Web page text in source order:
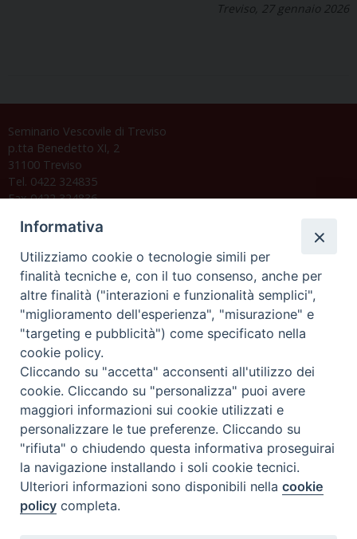
Treviso, 27 gennaio 2026
Seminario Vescovile di Treviso
p.tta Benedetto XI, 2
31100 Treviso
Tel. 0422 324835
Fax 0422 324836
C.F. 94004060268
Orario di segreteria
Lunedì 17.30-19.30
Martedì 17.30-19.30
Mercoledì 17.30-19.30
Giovedì 17.30-19.30
Venerdì chiuso
Sabato 9.30-11.30
Privacy e sicurezza
Informativa
Utilizziamo cookie o tecnologie simili per
finalità tecniche e, con il tuo consenso, anche per
altre finalità ("interazioni e funzionalità semplici",
"miglioramento dell'esperienza", "misurazione" e
"targeting e pubblicità") come specificato nella
cookie policy.
Cliccando su "accetta" acconsenti all'utilizzo dei
cookie. Cliccando su "personalizza" puoi avere
maggiori informazioni sui cookie utilizzati e
personalizzare le tue preferenze. Cliccando su
"rifiuta" o chiudendo questa informativa proseguirai
la navigazione installando i soli cookie tecnici.
Ulteriori informazioni sono disponibili nellacookie
policy completa.